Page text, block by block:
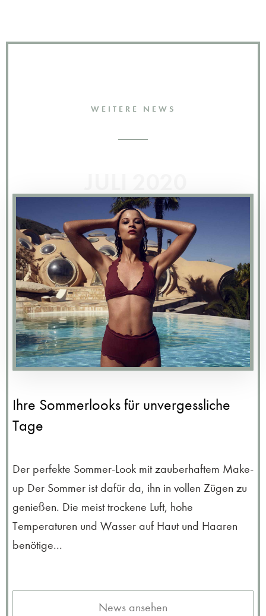
WEITERE NEWS
Ihre Sommerlooks für unvergessliche
Tage
Der perfekte Sommer-Look mit zauberhaftem Make-
up Der Sommer ist dafür da, ihn in vollen Zügen zu
genießen. Die meist trockene Luft, hohe
Temperaturen und Wasser auf Haut und Haaren
benötige...
News ansehen